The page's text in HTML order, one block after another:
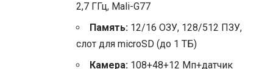
2,7 ГГц, Mali-G77
Память: 12/16 ОЗУ, 128/512 ПЗУ,
слот для microSD (до 1 ТБ)
Камера: 108+48+12 Мп+датчик